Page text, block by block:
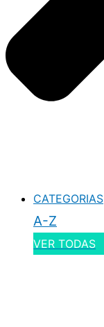
CATEGORIAS
A-Z
VER TODAS